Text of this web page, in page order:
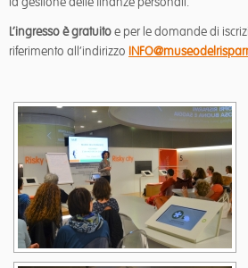
L’ingresso è gratuitoe per le domande di
riferimento all’indirizzo